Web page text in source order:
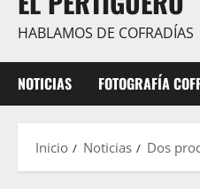
HABLAMOS DE COFRADÍAS
NOTICIAS FOTOGRAFÍA
Inicio Noticias Dos